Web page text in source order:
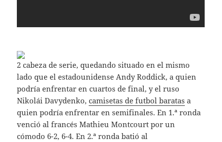
2 cabeza de serie, quedando situado en el mismo
lado que el estadounidense Andy Roddick, a quien
podría enfrentar en cuartos de final, y el ruso
Nikolái Davydenko,camisetas de futbol baratas a
quien podría enfrentar en semifinales. En 1.ª ronda
venció al francés Mathieu Montcourt por un
cómodo 6-2, 6-4. En 2.ª ronda batió al